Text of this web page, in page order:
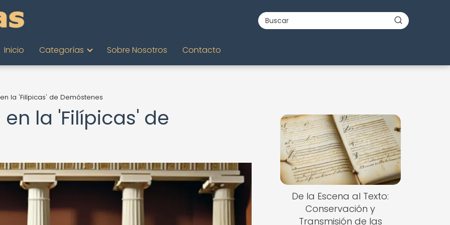
Inicio Categorías Sobre Nosotros Contacto
la 'Filípicas' de Demóstenes
la 'Filípicas' de
De la Escena al Texto:
Conservación y
Transmisión de las